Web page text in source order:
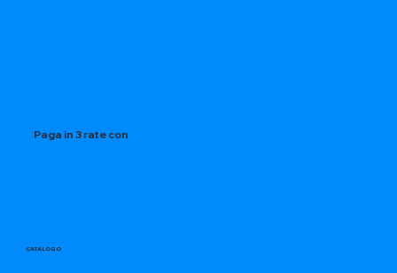
Paga in 3 rate con
CATALOGO